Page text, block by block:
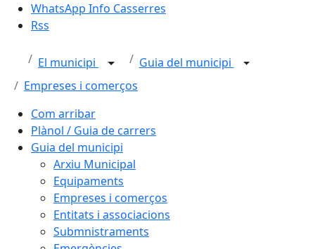
WhatsApp Info Casserres
Rss
El municipi
Guia del municipi
Empreses i comerços
Com arribar
Plànol / Guia de carrers
Guia del municipi
Arxiu Municipal
Equipaments
Empreses i comerços
Entitats i associacions
Submnistraments